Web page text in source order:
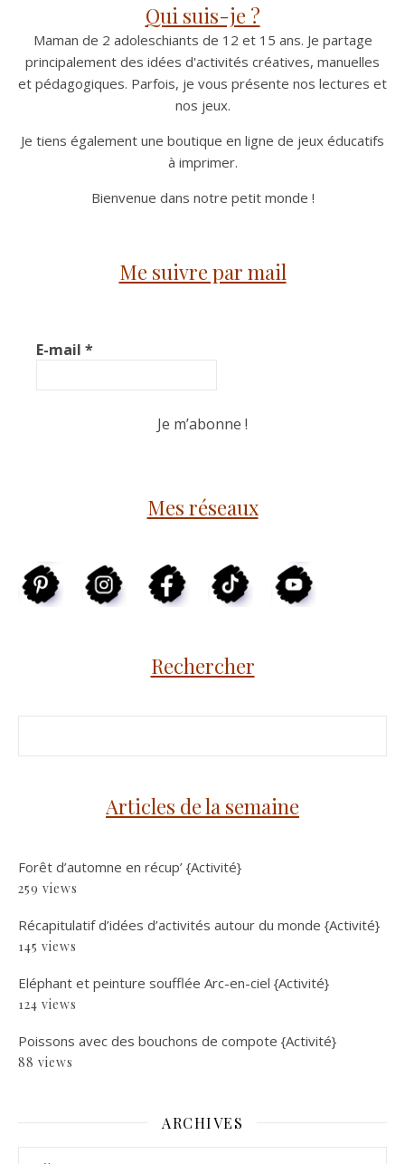
Qui suis-je ?
Maman de 2 adoleschiants de 12 et 15 ans. Je partage
principalement des idées d'activités créatives, manuelles
et pédagogiques. Parfois, je vous présente nos lectures et
nos jeux.
Je tiens également une boutique en ligne de jeux éducatifs
à imprimer.
Bienvenue dans notre petit monde !
Me suivre par mail
E-mail *
Mes réseaux
Rechercher
Articles de la semaine
Forêt d’automne en récup’ {Activité}
259 views
Récapitulatif d’idées d’activités autour du monde {Activité}
145 views
Eléphant et peinture soufflée Arc-en-ciel {Activité}
124 views
Poissons avec des bouchons de compote {Activité}
88 views
ARCHIVES